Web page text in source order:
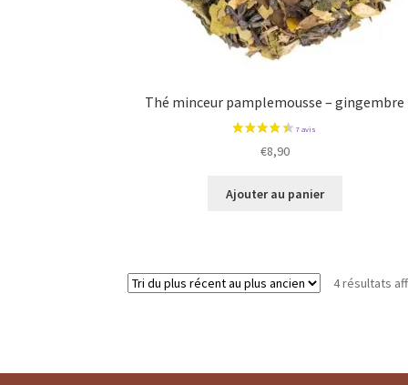
Thé minceur pamplemousse – gingembre
€8,90
Ajouter au panier
4 résultats